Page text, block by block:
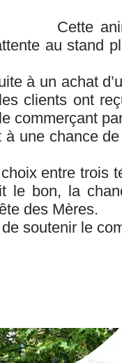
Cette
au stand
à un achat
clients ont
commerçant
une chance
entre trois
le bon, la
des Mères.
soutenir le